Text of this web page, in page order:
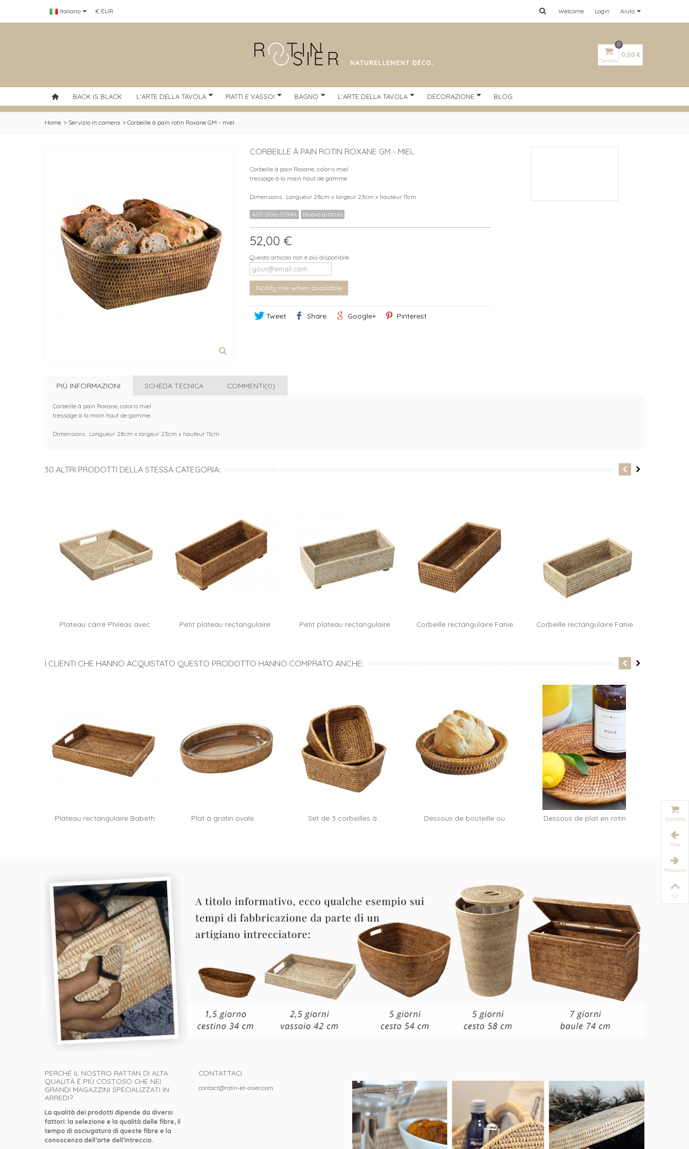
Aiuto
Italiano Welcome Login
€ EUR
Carrello
0
0,00 €
BACK IS BLACK L'ARTE DELLA TAVOLA PIATTI E VASSOI BAGNO L'ARTE DELLA TAVOLA DECORAZIONE BLOG
Home > Servizio in camera > Corbeille à pain rotin Roxane GM - miel
CORBEILLE À PAIN ROTIN ROXANE GM - MIEL
Corbeille à pain Roxane, coloris miel
tressage à la main haut de gamme.
Dimensions : Longueur 28cm x largeur 23cm x hauteur 11cm
A07-006-0194A Nuovo articolo
52,00 €
Questo articolo non è più disponibile
Notify me when available
Tweet Share Google+ Pinterest
PIÙ INFORMAZIONI SCHEDA TECNICA COMMENTI(0)
Corbeille à pain Roxane, coloris miel
tressage à la main haut de gamme.
Dimensions : Longueur 28cm x largeur 23cm x hauteur 11cm
30 ALTRI PRODOTTI DELLA STESSA CATEGORIA:
Aggiungi al carrello
Plateau carré Philéas avec
Aggiungi al carrello
Petit plateau rectangulaire
Petit plateau rectangulaire
Corbeille rectangulaire Fanie
Corbeille rectangulaire Fanie
I CLIENTI CHE HANNO ACQUISTATO QUESTO PRODOTTO HANNO COMPRATO ANCHE:
Aggiungi al carrello
Plateau rectangulaire Babeth
Aggiungi al carrello
Plat à gratin ovale... Set de 3 corbeilles à...
Dessous de bouteille ou
Aggiungi al carrello
Dessous de plat en rotin
Range-
PERCHÉ IL NOSTRO RATTAN DI ALTA
QUALITÀ È PIÙ COSTOSO CHE NEI
GRANDI MAGAZZINI SPECIALIZZATI IN
ARREDI?
La qualità dei prodotti dipende da diversi
fattori: la selezione e la qualità delle fibre, il
tempo di asciugatura di queste fibre e la
conoscenza dell’arte dell’intreccio.
CONTATTACI
contact@rotin-et-osier.com
Carrello
Prev
Prossimo
Su